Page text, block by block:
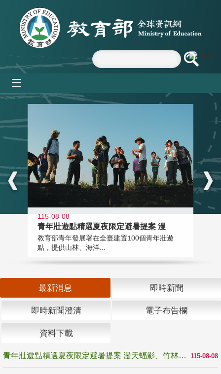
跳到主要內容區塊
:::
115-08-08
青年壯遊點精選夏夜限定避暑提案 漫
教育部青年發展署在全臺建置100個青年壯遊
點，提供山林、海洋...
最新消息 即時新聞
即時新聞澄清 電子布告欄
資料下載
115-08-08
青年壯遊點精選夏夜限定避暑提案 漫天蝠影、竹林尋蛙、茶香夜觀 邀青年暮色出發